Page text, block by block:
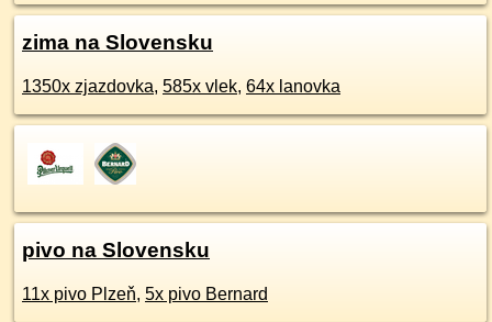
zima na Slovensku
1350x zjazdovka, 585x vlek, 64x lanovka
pivo na Slovensku
11x pivo Plzeň, 5x pivo Bernard